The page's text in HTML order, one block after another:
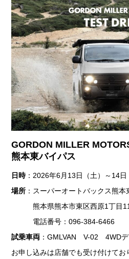
GORDON MILLER
熊本東バイパス
日時：2026年6月13日（土）～14
場所 ：スーパーオートバックス熊本
熊本県熊本市東区西原1丁目
電話番号：096-384-6466
試乗車両 ：GMLVAN V-02 4WDデ
お申し込みは店舗でも受け付けてお